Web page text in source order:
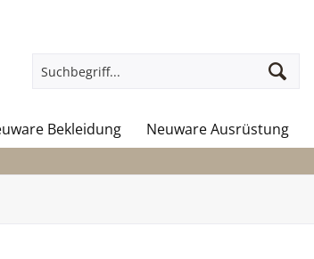
Bekleidung Neuware Ausrüstung